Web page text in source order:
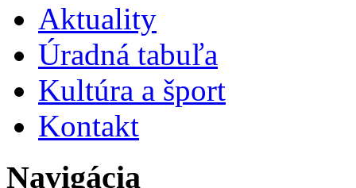
Aktuality
Úradná tabuľa
Kultúra a šport
Kontakt
Navigácia